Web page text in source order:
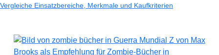
Vergleiche Einsatzbereiche, Merkmale und Kaufkriterien